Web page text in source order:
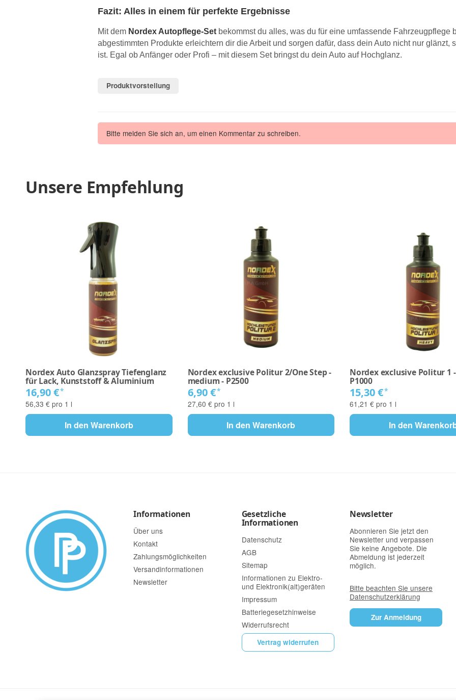
Fazit: Alles in einem für perfekte Ergebnisse
Mit dem Nordex Autopflege-Set bekommst du alles, was du für eine umfassende Fahrzeugpflege
abgestimmten Produkte erleichtern dir die Arbeit und sorgen dafür, dass dein Auto nicht nur glänzt,
ist. Egal ob Anfänger oder Profi – mit diesem Set bringst du dein Auto auf Hochglanz.
Produktvorstellung
Bitte melden Sie sich an, um einen Kommentar zu schreiben.
Unsere Empfehlung
Nordex Auto Glanzspray Tiefenglanz
für Lack, Kunststoff & Aluminium
16,90 €*
56,33 € pro 1 l
In den Warenkorb
Nordex exclusive Politur 2/One Step -
medium - P2500
6,90 €*
27,60 € pro 1 l
In den Warenkorb
Nordex exclusive Politur 1
P1000
15,30 €*
61,21 € pro 1 l
In den
Informationen
Über uns
Kontakt
Zahlungsmöglichkeiten
Versandinformationen
Newsletter
Gesetzliche
Informationen
Datenschutz
AGB
Sitemap
Informationen zu Elektro-
und Elektronik(alt)geräten
Impressum
Batteriegesetzhinweise
Widerrufsrecht
Vertrag widerrufen
Newsletter
Abonnieren Sie jetzt den
Newsletter und verpassen
Sie keine Angebote. Die
Abmeldung ist jederzeit
möglich.
Bitte beachten Sie unsere
Datenschutzerklärung
Zur Anmeldung